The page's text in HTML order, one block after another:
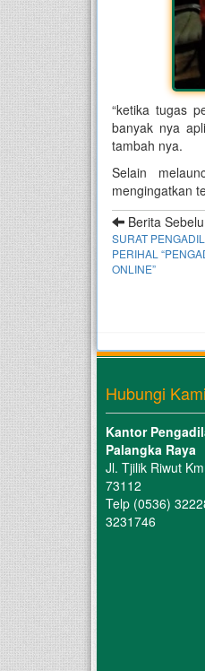
“ketika tugas
banyak nya
tambah nya.
Selain
mengingatkan
Berita
SURAT
PERIHAL
ONLINE”
Hubungi Kami
Kantor
Palangka Raya
Jl. Tjilik Riwut
73112
Telp (0536)
3231746